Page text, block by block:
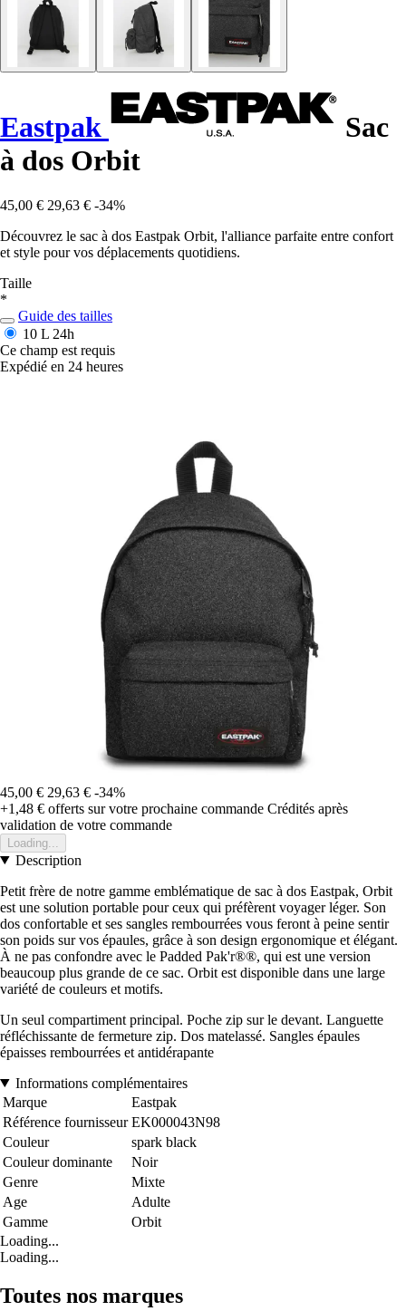
Eastpak
Sac
à dos Orbit
45,00 € 29,63 € -34%
Découvrez le sac à dos Eastpak Orbit, l'alliance parfaite entre confort
et style pour vos déplacements quotidiens.
Taille
*
Guide des tailles
10 L 24h
Ce champ est requis
Expédié en 24 heures
45,00 € 29,63 € -34%
+1,48 € offerts sur votre prochaine commande Crédités après
validation de votre commande
Loading...
Description
Petit frère de notre gamme emblématique de sac à dos Eastpak, Orbit
est une solution portable pour ceux qui préfèrent voyager léger. Son
dos confortable et ses sangles rembourrées vous feront à peine sentir
son poids sur vos épaules, grâce à son design ergonomique et élégant.
À ne pas confondre avec le Padded Pak'r®®, qui est une version
beaucoup plus grande de ce sac. Orbit est disponible dans une large
variété de couleurs et motifs.
Un seul compartiment principal. Poche zip sur le devant. Languette
réfléchissante de fermeture zip. Dos matelassé. Sangles épaules
épaisses rembourrées et antidérapante
Informations complémentaires
Marque
Eastpak
Référence fournisseur EK000043N98
Couleur
spark black
Couleur dominante
Noir
Genre
Mixte
Age
Adulte
Gamme
Orbit
Loading...
Loading...
Toutes nos marques